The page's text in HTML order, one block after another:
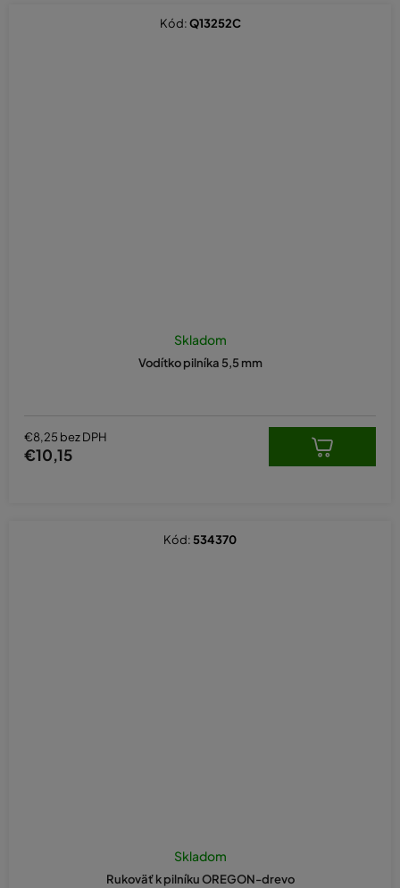
Vodítko pilníka 5,5 mm
Skladom
€8,25 bez DPH
€10,15
Kód:Q13252C
Rukoväť k pilníku OREGON-drevo
Skladom
Kód: 534370